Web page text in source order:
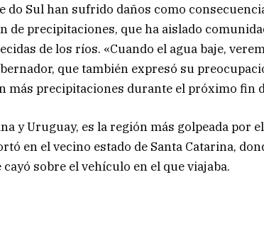
do Sul han sufrido daños como
de precipitaciones, que ha aislado
de los ríos. «Cuando el agua baje,
que también expresó su
más precipitaciones durante el próximo fin
y Uruguay, es la región más golpeada por
en el vecino estado de Santa Catarina,
sobre el vehículo en el que viajaba.